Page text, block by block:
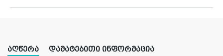
ᲐᲦᲬᲔᲠᲐ ᲓᲐᲛᲐᲢᲔᲑᲘᲗᲘ ᲘᲜᲤᲝᲠᲛᲐᲪᲘᲐ